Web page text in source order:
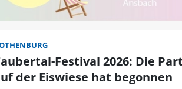
Festival 2026: Die
der Eiswiese hat begonnen